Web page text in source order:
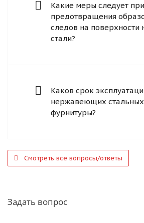
Какие меры следует
предотвращения
следов на
стали?
Каков срок
нержавеющих стальных
фурнитуры?
Смотреть все вопросы/ответы
Задать вопрос